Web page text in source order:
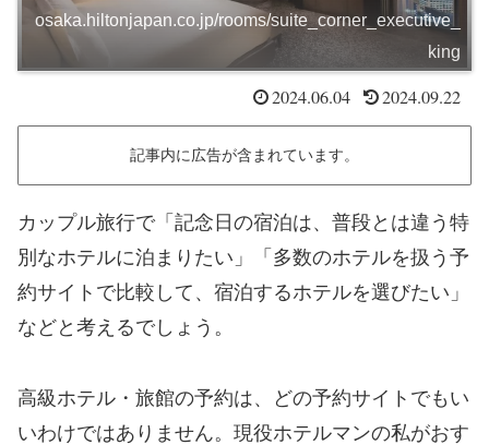
osaka.hiltonjapan.co.jp/rooms/suite_corner_executive_
king
2024.06.04 2024.09.22
記事内に広告が含まれています。
カップル旅行で「記念日の宿泊は、普段とは違う特
別なホテルに泊まりたい」「多数のホテルを扱う予
約サイトで比較して、宿泊するホテルを選びたい」
などと考えるでしょう。
高級ホテル・旅館の予約は、どの予約サイトでもい
いわけではありません。現役ホテルマンの私がおす